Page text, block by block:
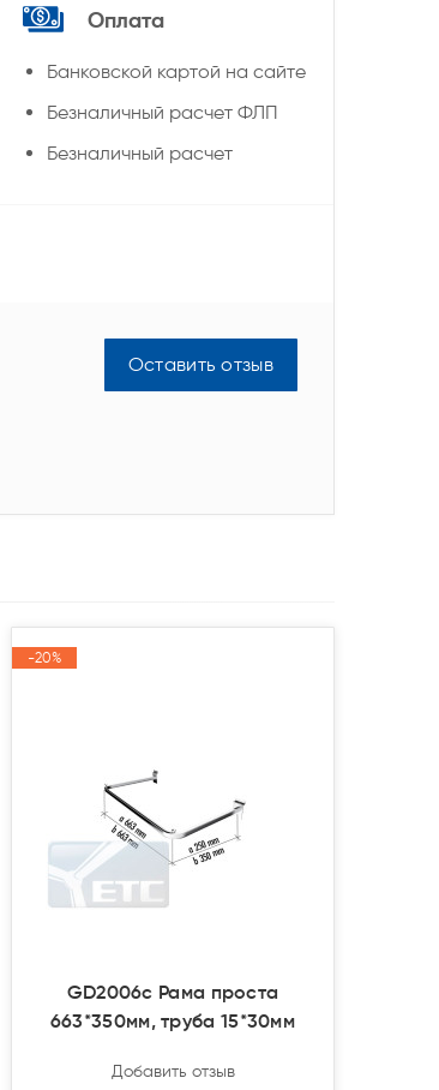
Оплата
Банковской картой на сайте
Безналичный расчет ФЛП
Безналичный расчет
Оставить отзыв
-20%
-20%
GD2006c Рама проста
663*350мм, труба 15*30мм
Добавить отзыв